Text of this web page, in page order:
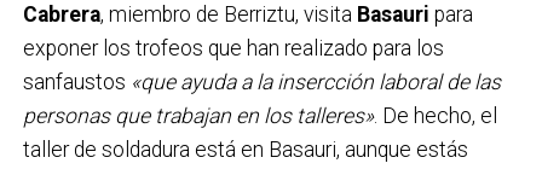
Cabrera, miembro de Berriztu, visita Basauri para
exponer los trofeos que han realizado para los
sanfaustos «que ayuda a la insercción laboral de las
personas que trabajan en los talleres». De hecho, el
taller de soldadura está en Basauri, aunque estás